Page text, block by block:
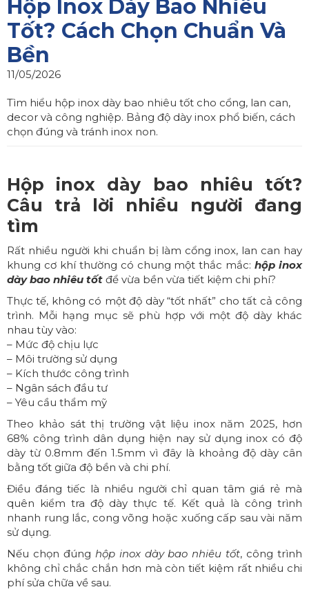
Hộp Inox Dày Bao Nhiêu
Tốt? Cách Chọn Chuẩn Và
Bền
11/05/2026
Tìm hiểu hộp inox dày bao nhiêu tốt cho cổng, lan can,
decor và công nghiệp. Bảng độ dày inox phổ biến, cách
chọn đúng và tránh inox non.
Hộp inox dày bao nhiêu tốt?
Câu trả lời nhiều người đang
tìm
Rất nhiều người khi chuẩn bị làm cổng inox, lan can hay
khung cơ khí thường có chung một thắc mắc:hộp inox
dày bao nhiêu tốt để vừa bền vừa tiết kiệm chi phí?
Thực tế, không có một độ dày “tốt nhất” cho tất cả công
trình. Mỗi hạng mục sẽ phù hợp với một độ dày khác
nhau tùy vào:
– Mức độ chịu lực
– Môi trường sử dụng
– Kích thước công trình
– Ngân sách đầu tư
– Yêu cầu thẩm mỹ
Theo khảo sát thị trường vật liệu inox năm 2025, hơn
68% công trình dân dụng hiện nay sử dụng inox có độ
dày từ 0.8mm đến 1.5mm vì đây là khoảng độ dày cân
bằng tốt giữa độ bền và chi phí.
Điều đáng tiếc là nhiều người chỉ quan tâm giá rẻ mà
quên kiểm tra độ dày thực tế. Kết quả là công trình
nhanh rung lắc, cong võng hoặc xuống cấp sau vài năm
sử dụng.
Nếu chọn đúng hộp inoxdày bao nhiêu tốt, công trình
không chỉ chắc chắn hơn mà còn tiết kiệm rất nhiều chi
phí sửa chữa về sau.